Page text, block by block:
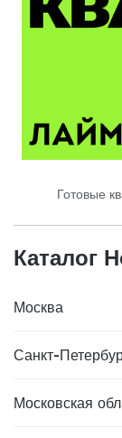
Готовые
Каталог
Москва
Санкт-
Московская